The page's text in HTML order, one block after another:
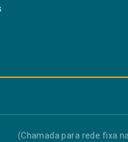
(Chamada para rede fixa